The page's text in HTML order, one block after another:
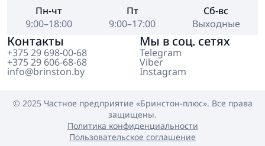
Пн-чт
9:00–18:00
Пт
9:00–17:00
Сб-вс
Выходные
Контакты
+375 29 698-00-68
+375 29 606-68-68
info@brinston.by
Мы в соц. сетях
Telegram
Viber
Instagram
© 2025 Частное предприятие «Бринстон-плюс». Все права
защищены.
Политика конфиденциальности
Пользовательское соглашение